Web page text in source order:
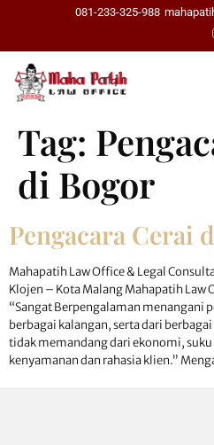
081-233-325-988
Tag:
di Bogor
Pengacara Cerai
Mahapatih Law Office & Legal
Klojen – Kota Malang Mahapatih Law
“Sangat Berpengalaman menangani
berbagai kalangan, serta dari
tidak memandang dari ekonomi,
kenyamanan dan rahasia klien.”